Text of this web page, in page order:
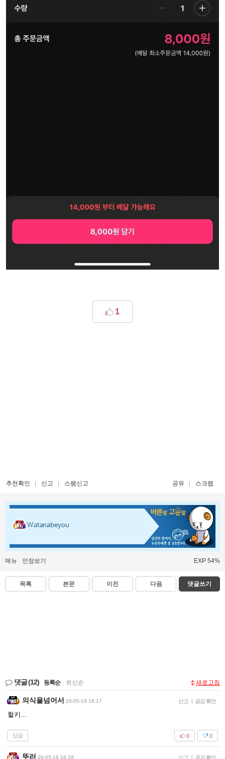
1
추천확인 신고 스팸신고 공유 스크랩
Watanabeyou
메뉴 인장보기 EXP 54%
목록 본문 이전 다음 댓글쓰기
댓글(12) 등록순 최신순 새로고침
의식을넘어서 26-05-19 16:17 신고 공감 확인
헐키...
답글 0
0
뚜러 26-05-19 16:18 신고 공감 확인